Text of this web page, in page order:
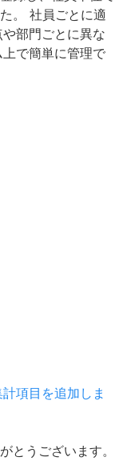
。 社員ごとに適
部門ごとに異な
で簡単に管理で
項目を追加しま
とうございます。